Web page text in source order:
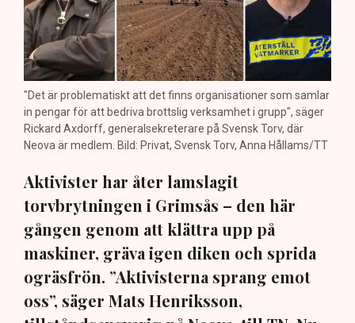
"Det är problematiskt att det finns organisationer som samlar
in pengar för att bedriva brottslig verksamhet i grupp", säger
Rickard Axdorff, generalsekreterare på Svensk Torv, där
Neova är medlem. Bild: Privat, Svensk Torv, Anna Hållams/TT
Aktivister har åter lamslagit
torvbrytningen i Grimsås – den här
gången genom att klättra upp på
maskiner, gräva igen diken och sprida
ogräsfrön. ”Aktivisterna sprang emot
oss”, säger Mats Henriksson,